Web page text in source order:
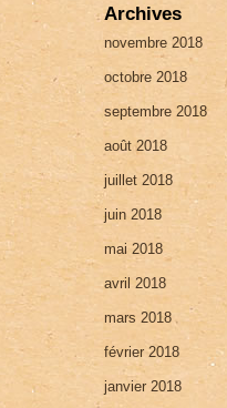
Archives
novembre 2018
octobre 2018
septembre 2018
août 2018
juillet 2018
juin 2018
mai 2018
avril 2018
mars 2018
février 2018
janvier 2018